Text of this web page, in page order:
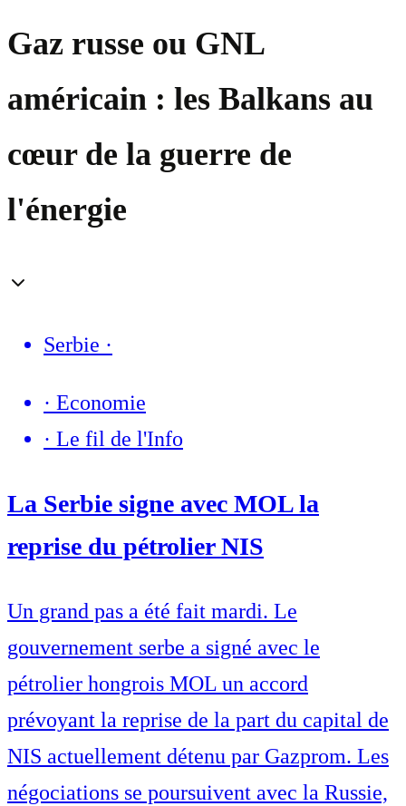
Gaz russe ou GNL
américain : les Balkans au
cœur de la guerre de
l'énergie
Serbie ·
· Economie
· Le fil de l'Info
La Serbie signe avec MOL la
reprise du pétrolier NIS
Un grand pas a été fait mardi. Le
gouvernement serbe a signé avec le
pétrolier hongrois MOL un accord
prévoyant la reprise de la part du capital de
NIS actuellement détenu par Gazprom. Les
négociations se poursuivent avec la Russie,